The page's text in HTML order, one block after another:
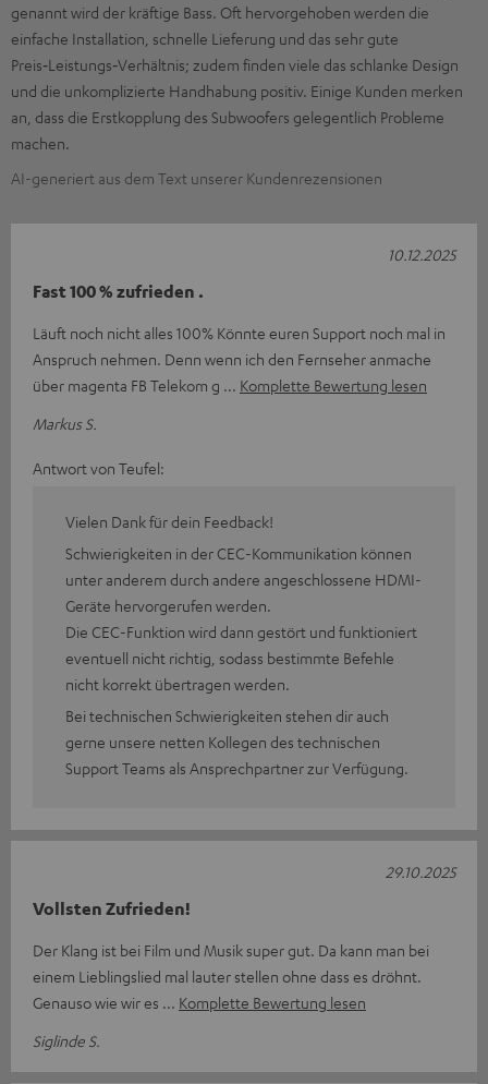
genannt wird der kräftige Bass. Oft hervorgehoben werden die
einfache Installation, schnelle Lieferung und das sehr gute
Preis‑Leistungs‑Verhältnis; zudem finden viele das schlanke Design
und die unkomplizierte Handhabung positiv. Einige Kunden merken
an, dass die Erstkopplung des Subwoofers gelegentlich Probleme
machen.
AI-generiert aus dem Text unserer Kundenrezensionen
Fast 100 % zufrieden .
Läuft noch nicht alles 100% Könnte euren Support noch mal in
Anspruch nehmen. Denn wenn ich den Fernseher anmache
über magenta FB Telekom g
Komplette Bewertung lesen
Markus S.
10.12.2025
Antwort von Teufel:
Vielen Dank für dein Feedback!
Schwierigkeiten in der CEC-Kommunikation können
unter anderem durch andere angeschlossene HDMI-
Geräte hervorgerufen werden.
Die CEC-Funktion wird dann gestört und funktioniert
eventuell nicht richtig, sodass bestimmte Befehle
nicht korrekt übertragen werden.
Bei technischen Schwierigkeiten stehen dir auch
gerne unsere netten Kollegen des technischen
Support Teams als Ansprechpartner zur Verfügung.
Vollsten Zufrieden!
Der Klang ist bei Film und Musik super gut. Da kann man bei
einem Lieblingslied mal lauter stellen ohne dass es dröhnt.
Genauso wie wir es
Komplette Bewertung lesen
Siglinde S.
29.10.2025